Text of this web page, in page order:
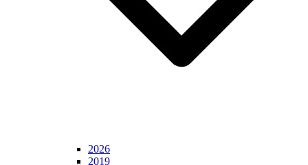
2026
2019